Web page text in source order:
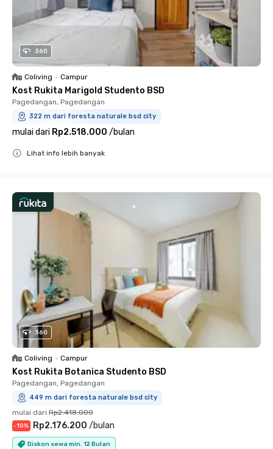
360
Coliving • Campur
Kost Rukita Marigold Studento BSD
Pagedangan, Pagedangan
322 m dari foresta naturale bsd city
mulai dari Rp2.518.000 /bulan
Lihat info lebih banyak
360
Coliving • Campur
Kost Rukita Botanica Studento BSD
Pagedangan, Pagedangan
449 m dari foresta naturale bsd city
mulai dari Rp2.418.000
-10% Rp2.176.200 /bulan
Diskon sewa min. 12 Bulan